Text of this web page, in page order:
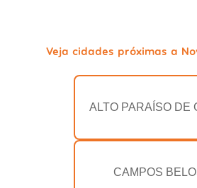
Veja cidades próximas a
ALTO PARAÍSO DE
CAMPOS